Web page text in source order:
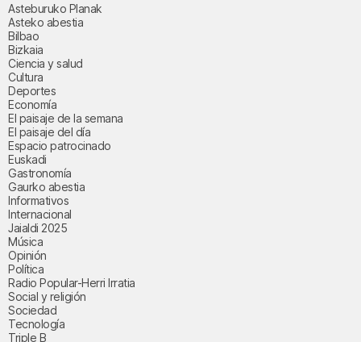
Asteburuko Planak
Asteko abestia
Bilbao
Bizkaia
Ciencia y salud
Cultura
Deportes
Economía
El paisaje de la semana
El paisaje del día
Espacio patrocinado
Euskadi
Gastronomía
Gaurko abestia
Informativos
Internacional
Jaialdi 2025
Música
Opinión
Política
Radio Popular-Herri Irratia
Social y religión
Sociedad
Tecnología
Triple B